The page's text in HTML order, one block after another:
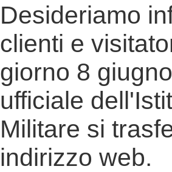
Desideriamo
clienti e
giorno 8
ufficiale
Militare si
indirizzo web.